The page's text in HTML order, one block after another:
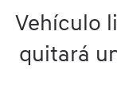
Vehículo
quitará